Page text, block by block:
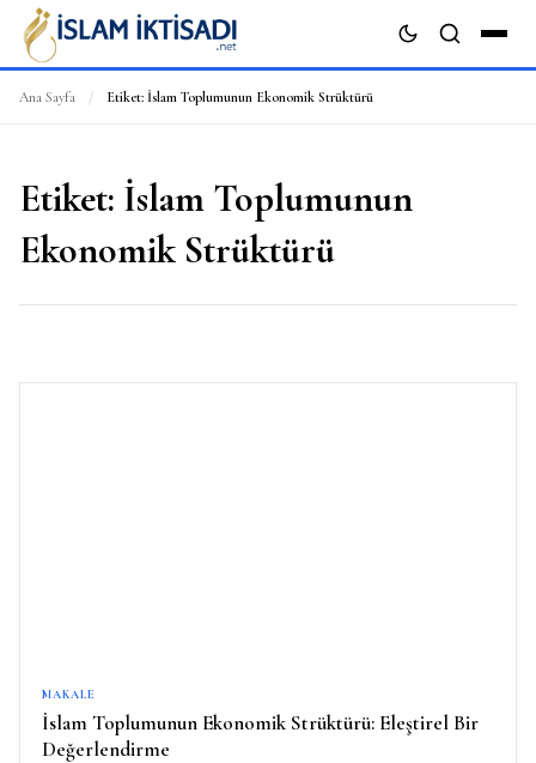
Ana Sayfa / Etiket: İslam Toplumunun Ekonomik Strüktürü
Etiket: İslam Toplumunun
Ekonomik Strüktürü
MAKALE
İslam Toplumunun Ekonomik Strüktürü: Eleştirel Bir
Değerlendirme